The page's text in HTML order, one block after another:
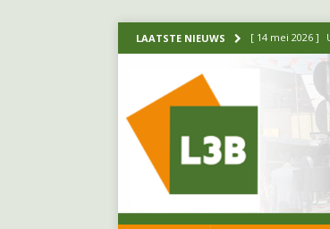
LAATSTE NIEUWS [ 14 mei 2026 ]
[ 1 april 2026 ]
[ 26 juni 2026 ]